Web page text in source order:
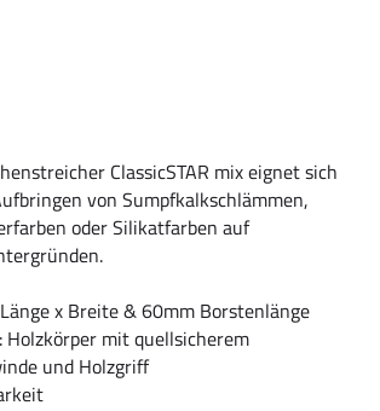
ClassicSTAR mix eignet sich
von Sumpfkalkschlämmen,
oder Silikatfarben auf
x Breite & 60mm Borstenlänge
mit quellsicherem
und Holzgriff